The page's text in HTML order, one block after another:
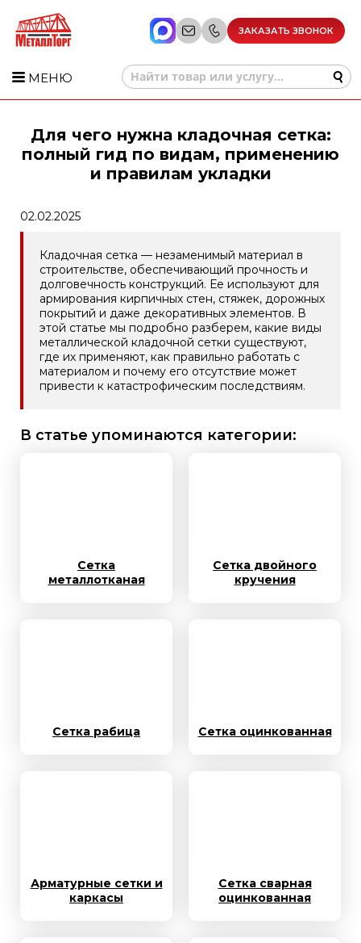
ЗАКАЗАТЬ ЗВОНОК
МЕНЮ
Для чего нужна кладочная сетка:
полный гид по видам, применению
и правилам укладки
02.02.2025
Кладочная сетка — незаменимый материал в
строительстве, обеспечивающий прочность и
долговечность конструкций. Ее используют для
армирования кирпичных стен, стяжек, дорожных
покрытий и даже декоративных элементов. В
этой статье мы подробно разберем, какие виды
металлической кладочной сетки существуют,
где их применяют, как правильно работать с
материалом и почему его отсутствие может
привести к катастрофическим последствиям.
В статье упоминаются категории:
Сетка
металлотканая
Сетка двойного
кручения
Сетка рабица Сетка оцинкованная
Арматурные сетки и
каркасы
Сетка сварная
оцинкованная